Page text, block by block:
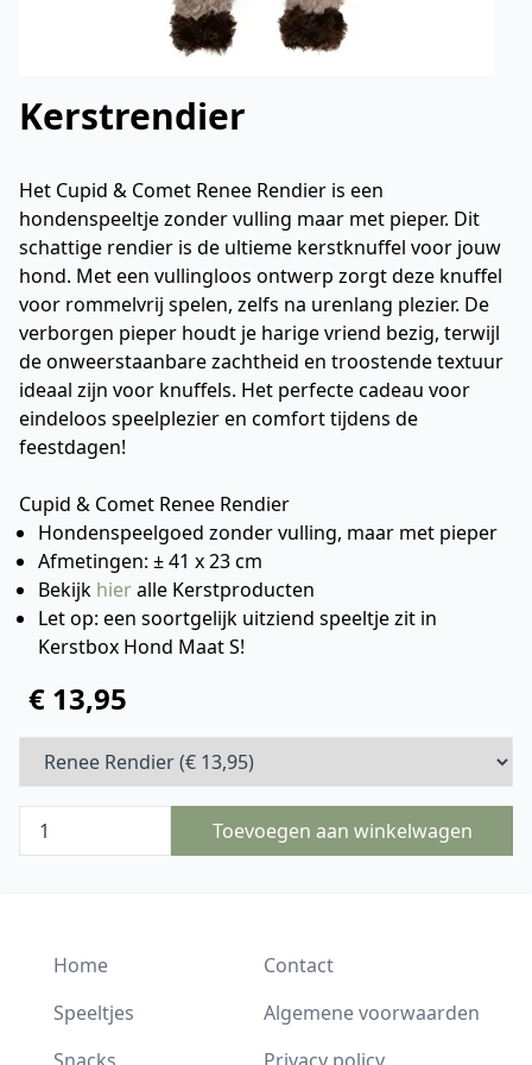
Kerstrendier
Het Cupid & Comet Renee Rendier is een
hondenspeeltje zonder vulling maar met pieper. Dit
schattige rendier is de ultieme kerstknuffel voor jouw
hond. Met een vullingloos ontwerp zorgt deze knuffel
voor rommelvrij spelen, zelfs na urenlang plezier. De
verborgen pieper houdt je harige vriend bezig, terwijl
de onweerstaanbare zachtheid en troostende textuur
ideaal zijn voor knuffels. Het perfecte cadeau voor
eindeloos speelplezier en comfort tijdens de
feestdagen!
Cupid & Comet Renee Rendier
Hondenspeelgoed zonder vulling, maar met pieper
Afmetingen: ± 41 x 23 cm
Bekijk hieralle Kerstproducten
Let op: een soortgelijk uitziend speeltje zit in
Kerstbox Hond Maat S!
€ 13,95
Toevoegen aan winkelwagen
Home
Speeltjes
Contact
Algemene voorwaarden